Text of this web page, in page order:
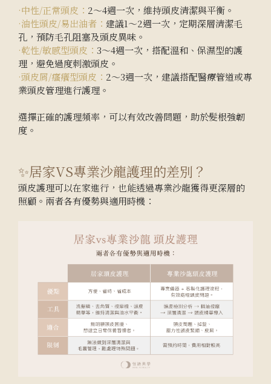
·中性/正常頭皮： 2～4週一次，維持頭皮清潔與平衡。
·油性頭皮/易出油者： 建議1～2週一次，定期深層清潔毛
孔，預防毛孔阻塞及頭皮異味。
·乾性/敏感型頭皮： 3～4週一次，搭配溫和、保濕型的護
理，避免過度刺激頭皮。
·頭皮屑/瘙癢型頭皮： 2～3週一次，建議搭配醫療管道或專
業頭皮管理進行護理。
選擇正確的護理頻率，可以有效改善問題，助於髮根強韌
度。
✨居家VS專業沙龍護理的差別？
頭皮護理可以在家進行，也能透過專業沙龍獲得更深層的
照顧。兩者各有優勢與適用時機：